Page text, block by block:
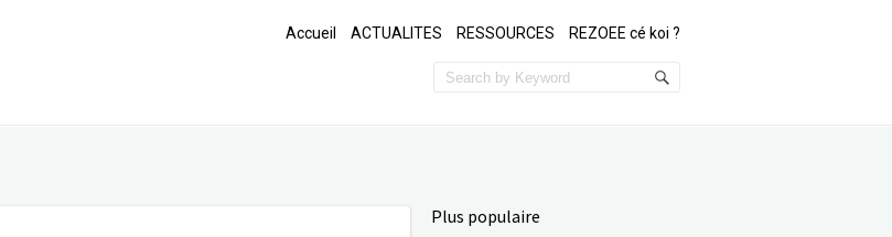
Accueil ACTUALITES RESSOURCES REZOEE cé koi ?
Plus populaire